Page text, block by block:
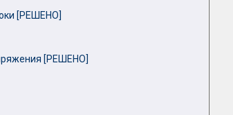
[РЕШЕНО]
[РЕШЕНО]